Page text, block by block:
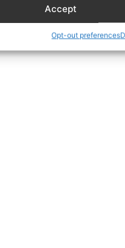
Accept
Opt-out preferences